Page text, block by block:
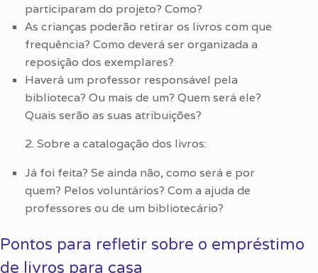
participaram do projeto? Como?
As crianças poderão retirar os livros com que
frequência? Como deverá ser organizada a
reposição dos exemplares?
Haverá um professor responsável pela
biblioteca? Ou mais de um? Quem será ele?
Quais serão as suas atribuições?
2. Sobre a catalogação dos livros:
Já foi feita? Se ainda não, como será e por
quem? Pelos voluntários? Com a ajuda de
professores ou de um bibliotecário?
Pontos para refletir sobre o empréstimo
de livros para casa